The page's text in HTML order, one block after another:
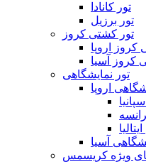
تور کانادا
تور برزیل
تور کشتی کروز
کروز اروپا
کروز آسیا
تور نمایشگاهی
اروپا
آسیا
ویژه کریسمس